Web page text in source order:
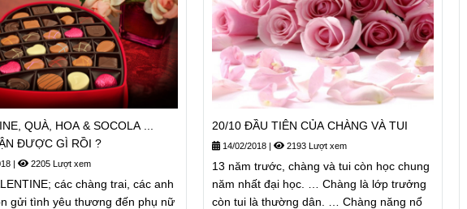
QUÀ, HOA & SOCOLA ...
ĐƯỢC GÌ RỒI ?
| 2205 Lượt xem
các chàng trai, các anh
gửi tình yêu thương đến phụ nữ
20/10 ĐẦU TIÊN CỦA CHÀNG VÀ TUI
14/02/2018 | 2193 Lượt xem
13 năm trước, chàng và tui còn học chung
năm nhất đại học. … Chàng là lớp trưởng
còn tui là thường dân. … Chàng năng nổ